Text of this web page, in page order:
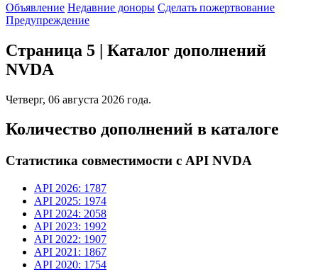
Объявление Недавние доноры Сделать пожертвование
Предупреждение
Страница 5 | Каталог дополнений
NVDA
Четверг, 06 августа 2026 года.
Количество дополнений в каталоге
Статистика совместимости с API NVDA
API 2026: 1787
API 2025: 1974
API 2024: 2058
API 2023: 1992
API 2022: 1907
API 2021: 1867
API 2020: 1754